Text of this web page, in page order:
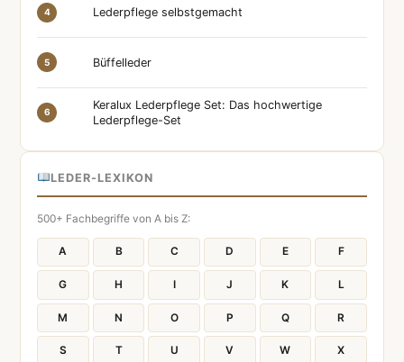
4 Lederpflege selbstgemacht
5 Büffelleder
6
Keralux Lederpflege Set: Das hochwertige
Lederpflege-Set
LEDER-LEXIKON
500+ Fachbegriffe von A bis Z:
A B C D E F
G H I J K L
M N O P Q R
S T U V W X